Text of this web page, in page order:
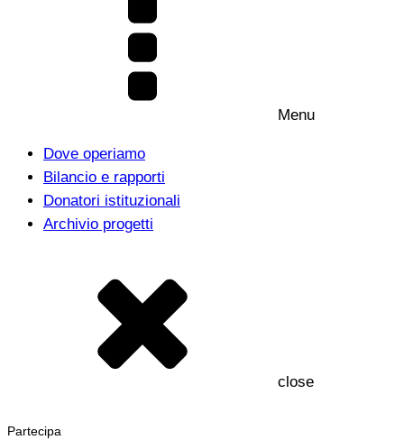
Menu
Dove operiamo
Bilancio e rapporti
Donatori istituzionali
Archivio progetti
close
Partecipa